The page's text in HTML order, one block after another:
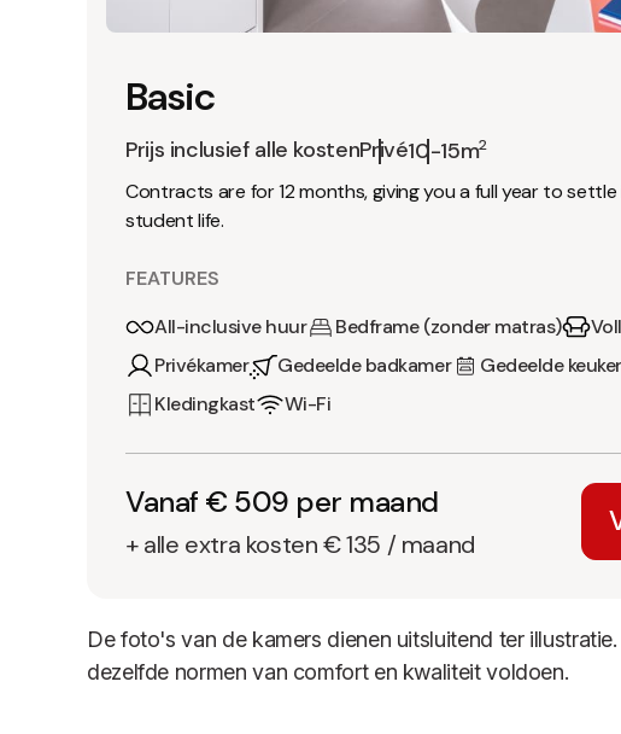
Basic
Prijs inclusief alle kostenPrivé10-15m2
Contracts are for 12 months, giving you a full year to
student life.
FEATURES
All-inclusive huur
Bedframe (zonder matras)
Privékamer
Gedeelde badkamer Gedeelde
Kledingkast
Wi-Fi
Vanaf € 509 per maand
+ alle extra kosten € 135 / maand
De foto's van de kamers dienen uitsluitend ter
dezelfde normen van comfort en kwaliteit voldoen.